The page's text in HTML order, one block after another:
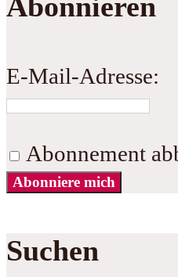
E-Mail-Adresse:
Abonnement
Abonniere mich
Suchen